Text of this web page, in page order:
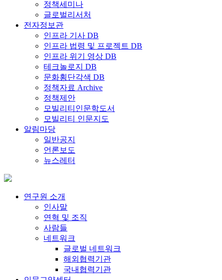
정책세미나
글로벌리서처
전자정보관
인프라 기사 DB
인프라 법령 및 프로젝트 DB
인프라 위기 영상 DB
테크놀로지 DB
문화횡단각색 DB
정책자료 Archive
정책제안
모빌리티인문학도서
모빌리티 인문지도
알림마당
일반공지
언론보도
뉴스레터
연구원 소개
인사말
연혁 및 조직
사람들
네트워크
글로벌 네트워크
해외협력기관
국내협력기관